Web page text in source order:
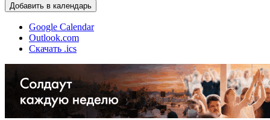
Добавить в календарь
Google Calendar
Outlook.com
Скачать .ics